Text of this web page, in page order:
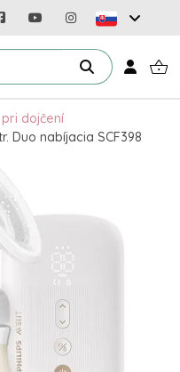
dojčení
Duo nabíjacia SCF398